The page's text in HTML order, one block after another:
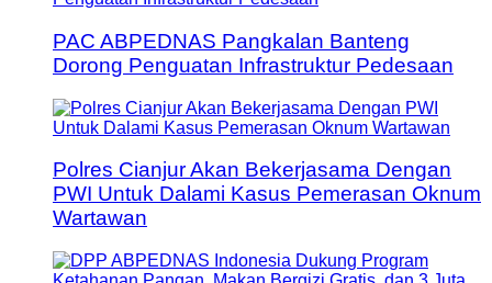
PAC ABPEDNAS Pangkalan Banteng
Dorong Penguatan Infrastruktur Pedesaan
Polres Cianjur Akan Bekerjasama Dengan
PWI Untuk Dalami Kasus Pemerasan Oknum
Wartawan